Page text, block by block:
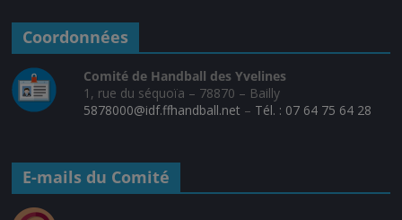
Coordonnées
Comité de Handball des Yvelines
1, rue du séquoïa – 78870 – Bailly
5878000@idf.ffhandball.net – Tél. : 07 64 75 64 28
E-mails du Comité